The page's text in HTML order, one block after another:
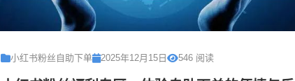
小红书粉丝自助下单 2025年12月15日 546 阅读